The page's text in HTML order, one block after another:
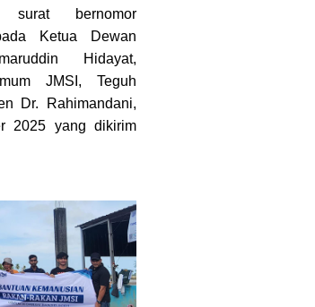
bernomor
Ketua Dewan
Hidayat,
JMSI, Teguh
Dr. Rahimandani,
2025 yang dikirim